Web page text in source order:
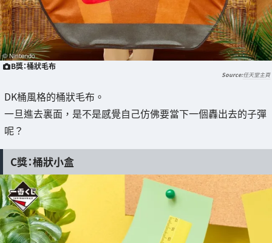
B獎：桶狀毛布
任天堂主頁
DK桶風格的桶狀毛布。
一旦進去裏面，是不是感覺自己仿佛要當下一個轟出去的子彈
呢？
C獎：桶狀小盒